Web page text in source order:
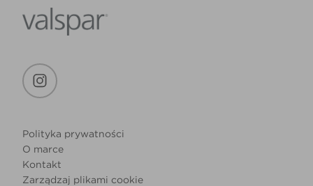
Polityka prywatności
O marce
Kontakt
Zarządzaj plikami cookie